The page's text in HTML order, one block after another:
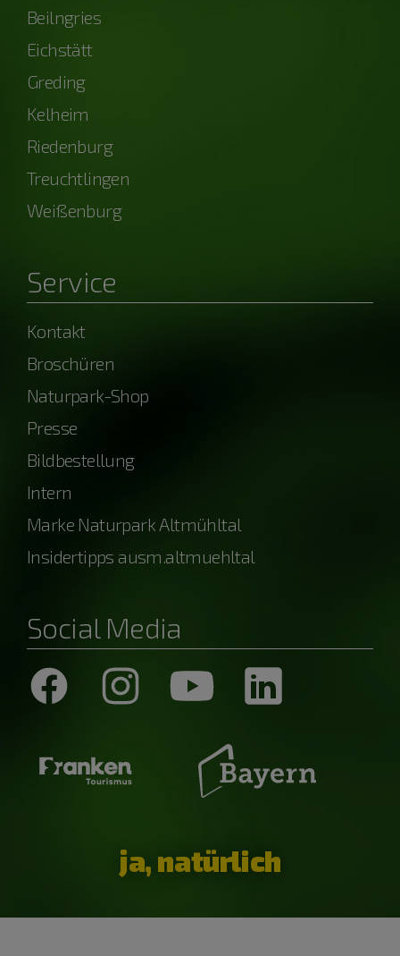
Beilngries
Eichstätt
Greding
Kelheim
Riedenburg
Treuchtlingen
Weißenburg
Service
Kontakt
Broschüren
Naturpark-Shop
Presse
Bildbestellung
Intern
Marke Naturpark Altmühltal
Insidertipps ausm.altmuehltal
Social Media
ja, natürlich